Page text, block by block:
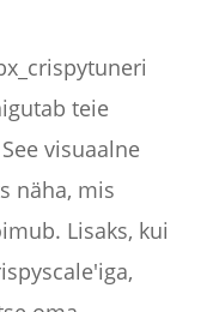
teie
visuaalne
näha, mis
Lisaks, kui